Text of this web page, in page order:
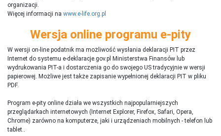
organizacji.
Więcej informacji na www.e-life.org.pl
Wersja online programu e-pity
W wersji on-line podatnik ma możliwość wysłania deklaracji PIT przez
Internet do systemu e-deklaracje.gov.pl Ministerstwa Finansów lub
wydrukowania PIT-a i dostarczenia go do swojego US tradycyjnie w wersji
papierowej. Możliwe jest także zapisanie wypełnionej deklaracji PIT w pliku
PDF.
Program e-pity online działa we wszystkich najpopularniejszych
przeglądarkach internetowych (Internet Explorer, Firefox, Safari, Opera,
Chrome) zarówno na komputerze, jaki i urządzeniach mobilnych - telefon lub
tablet..